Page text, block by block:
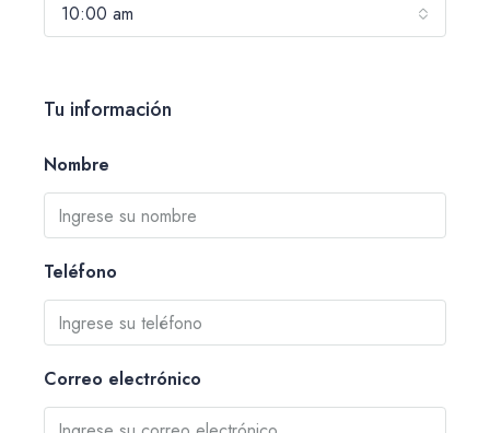
10:00 am
Tu información
Nombre
Teléfono
Correo electrónico